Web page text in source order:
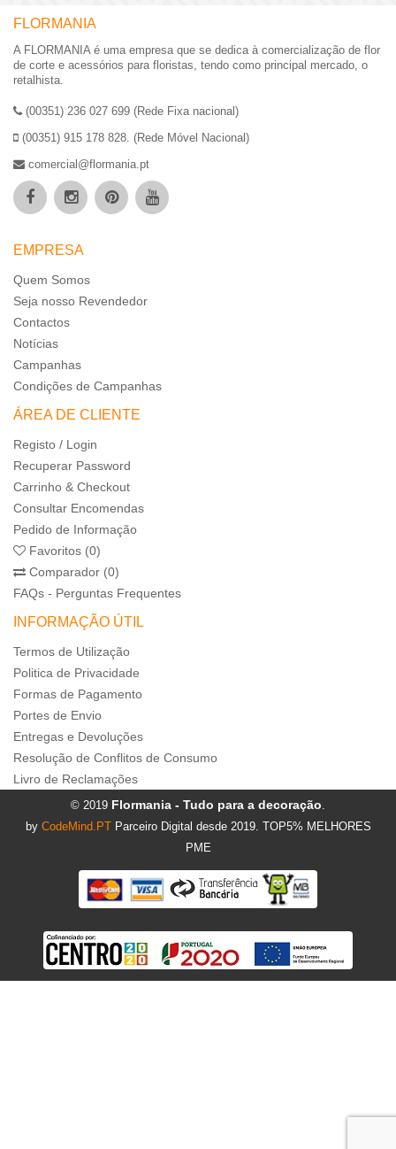
FLORMANIA
A FLORMANIA é uma empresa que se dedica à comercialização de flor
de corte e acessórios para floristas, tendo como principal mercado, o
retalhista.
(00351) 236 027 699 (Rede Fixa nacional)
(00351) 915 178 828. (Rede Móvel Nacional)
comercial@flormania.pt
EMPRESA
Quem Somos
Seja nosso Revendedor
Contactos
Notícias
Campanhas
Condições de Campanhas
ÁREA DE CLIENTE
Registo / Login
Recuperar Password
Carrinho & Checkout
Consultar Encomendas
Pedido de Informação
Favoritos (0)
Comparador (0)
FAQs - Perguntas Frequentes
INFORMAÇÃO ÚTIL
Termos de Utilização
Politica de Privacidade
Formas de Pagamento
Portes de Envio
Entregas e Devoluções
Resolução de Conflitos de Consumo
Livro de Reclamações
© 2019 Flormania - Tudo para a decoração.
by CodeMind.PT Parceiro Digital desde 2019. TOP5% MELHORES
PME